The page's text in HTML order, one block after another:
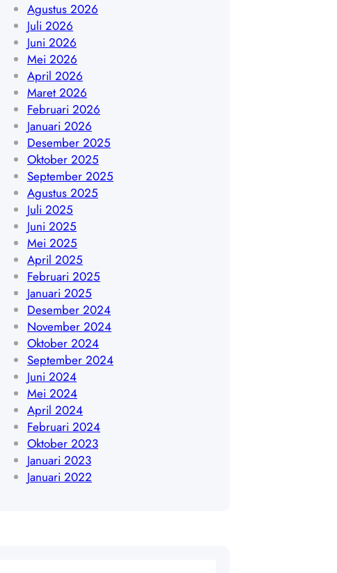
Agustus 2026
Juli 2026
Juni 2026
Mei 2026
April 2026
Maret 2026
Februari 2026
Januari 2026
Desember 2025
Oktober 2025
September 2025
Agustus 2025
Juli 2025
Juni 2025
Mei 2025
April 2025
Februari 2025
Januari 2025
Desember 2024
November 2024
Oktober 2024
September 2024
Juni 2024
Mei 2024
April 2024
Februari 2024
Oktober 2023
Januari 2023
Januari 2022